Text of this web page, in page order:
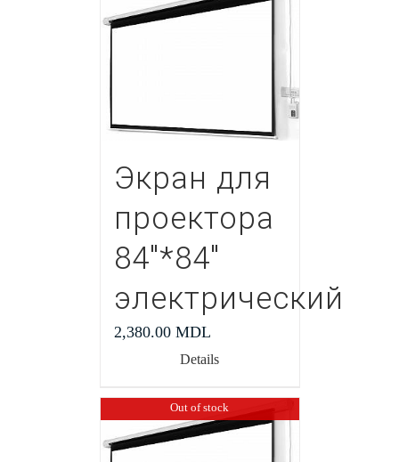
Экран для
проектора
84″*84″
электрический
2,380.00 MDL
Details
Out of stock